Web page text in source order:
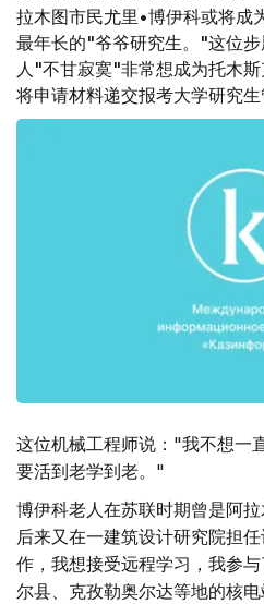
拉木图市民尤里•博伊科或将成
最年长的"爷爷研究生。"这位
人"不甘寂寞"非常想成为托木
将申请材料递交报考大学研究生
这位机械工程师说："我不想一
要活到老学到老。"
博伊科老人在苏联时期曾是阿
后来又在一建筑设计研究院担
作，我想接受远程学习，我参
尔县、克孜勒奥尔达等地的核